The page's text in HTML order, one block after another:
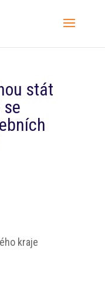
stát
kraje